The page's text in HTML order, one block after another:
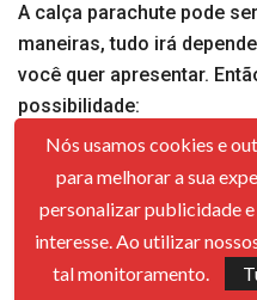
A calça parachute pode
maneiras, tudo irá
você quer apresentar.
possibilidade:
Casual : Combine com
um look descontraído e
Ao ar livre : Combine com
de preferência com
Nós usamos cookies e
para melhorar a sua
personalizar publicidade
interesse. Ao utilizar
tal monitoramento.